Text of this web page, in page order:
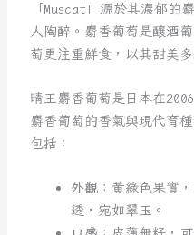
「Muscat」源於其濃郁的
人陶醉。麝香葡萄是釀酒
萄更注重鮮食，以其甜美
晴王麝香葡萄是日本在
麝香葡萄的香氣與現代育
包括：
外觀 ：黃綠色果實
透，宛如翠玉。